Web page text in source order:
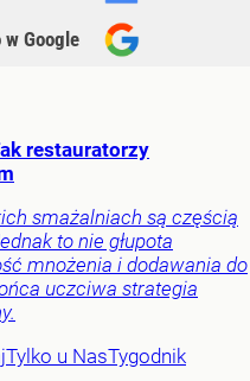
w Google
restauratorzy
smażalniach są częścią
to nie głupota
mnożenia i dodawania do
uczciwa strategia
Tylko u NasTygodnik